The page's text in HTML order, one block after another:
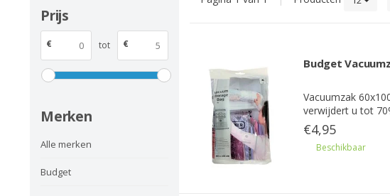
Prijs
€ tot €
Merken
Alle merken
Budget
Budget
Vacuumzak
verwijdert u tot
€4,95
Beschikbaar